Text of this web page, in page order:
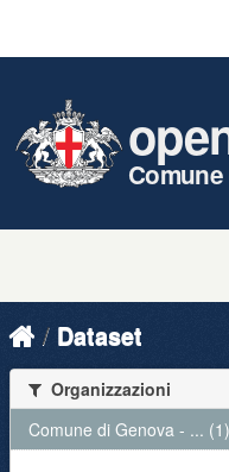
Dataset
Organizzazioni
Comune di Genova - ... (1)